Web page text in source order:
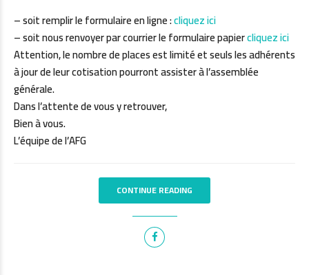
– soit remplir le formulaire en ligne :cliquez ici
– soit nous renvoyer par courrier le formulaire papiercliquez ici
Attention, le nombre de places est limité et seuls les adhérents
à jour de leur cotisation pourront assister à l’assemblée
générale.
Dans l’attente de vous y retrouver,
Bien à vous.
L’équipe de l’AFG
CONTINUE READING